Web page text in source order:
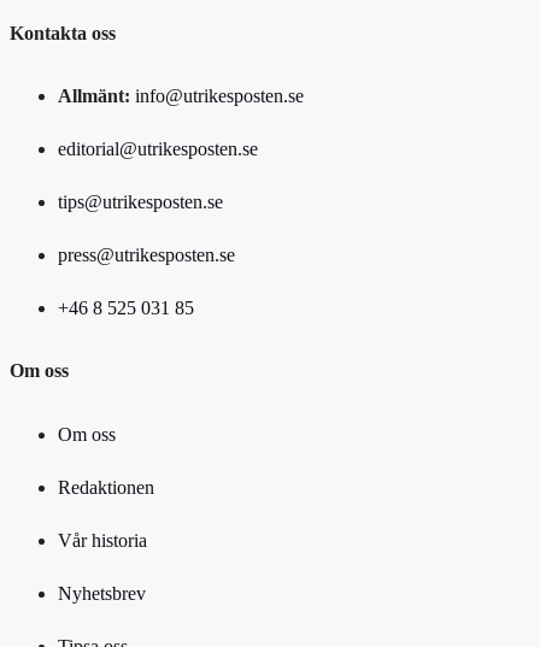
Kontakta oss
Allmänt: info@utrikesposten.se
editorial@utrikesposten.se
tips@utrikesposten.se
press@utrikesposten.se
+46 8 525 031 85
Om oss
Om oss
Redaktionen
Vår historia
Nyhetsbrev